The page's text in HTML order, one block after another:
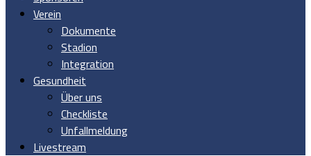
Verein
Dokumente
Stadion
Integration
Gesundheit
Über uns
Checkliste
Unfallmeldung
Livestream